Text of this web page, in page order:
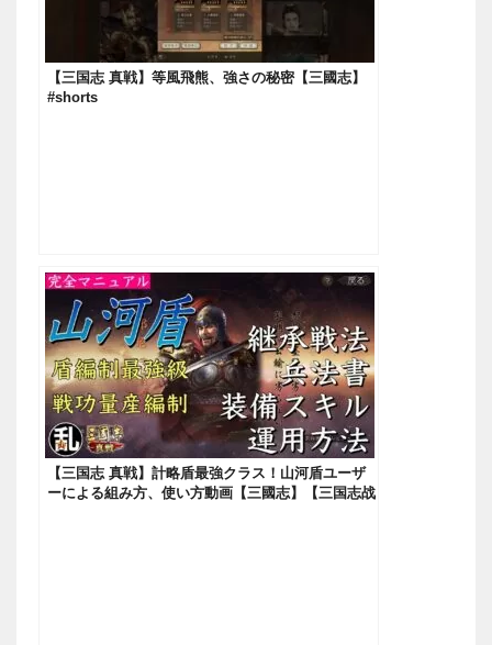
【三国志 真戦】等風飛熊、強さの秘密【三國志】
#shorts
【三国志 真戦】計略盾最強クラス！山河盾ユーザ
ーによる組み方、使い方動画【三國志】【三国志战